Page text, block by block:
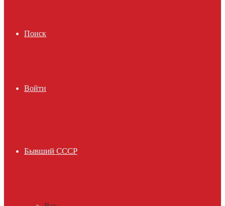
Поиск
Войти
Бывший СССР